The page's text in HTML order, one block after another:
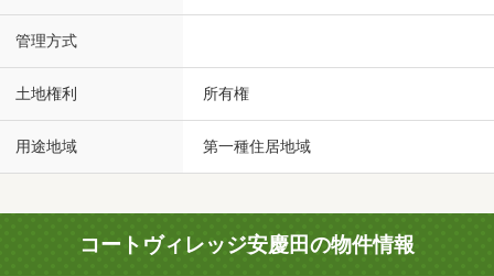
管理方式
土地権利 所有権
用途地域 第一種住居地域
コートヴィレッジ安慶田の物件情報